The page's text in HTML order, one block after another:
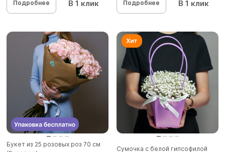
Подробнее В 1 клик Подробнее В 1 клик
Букет из 25 розовых роз 70 см
Сумочка с белой гипсофилой